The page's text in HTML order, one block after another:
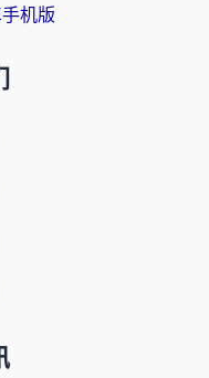
机版